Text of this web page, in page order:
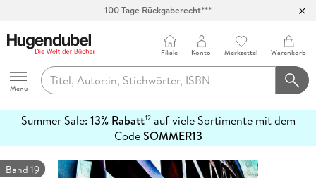
100 Tage Rückgaberecht***
Hugendubel
Menu
Filiale Konto Merkzettel Warenkorb
Summer Sale: 13% Rabatt12auf viele Sortimente mit dem
CodeSOMMER13
erfahren
Band 19